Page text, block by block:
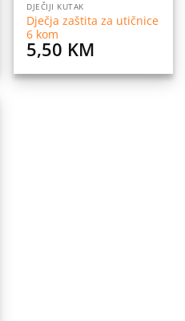
DJEČIJI KUTAK
Dječja zaštita za utičnice
6 kom
5,50 KM